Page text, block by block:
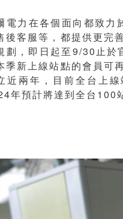
電力在各個面向都致力
後客服等，都提供更完
劃，即日起至9/30止於
季新上線站點的會員可
近兩年，目前全台上
年預計將達到全台100